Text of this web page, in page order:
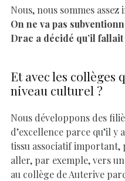
Nous, nous sommes
On ne va pas
Drac a décidé qu’il
Et avec les collèges
niveau culturel ?
Nous développons des
d’excellence parce qu’il y
tissu associatif important,
aller, par exemple, vers
au collège de Auterive